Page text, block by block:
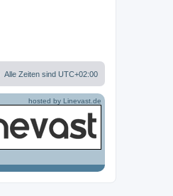
Alle Zeiten sind UTC+02:00
hosted by Linevast.de